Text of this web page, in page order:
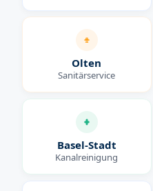
Olten
Sanitärservice
Basel-Stadt
Kanalreinigung